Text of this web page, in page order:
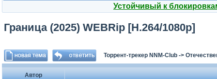
Устойчивый к
Граница (2025) WEBRip [H.264/1080p]
Торрент-трекер NNM-Club ->
Автор